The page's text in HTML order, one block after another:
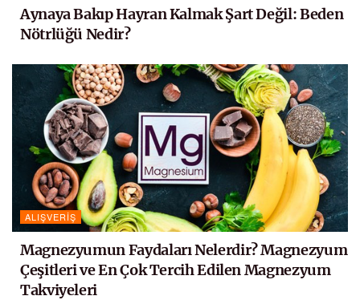
Aynaya Bakıp Hayran Kalmak Şart Değil: Beden
Nötrlüğü Nedir?
ALIŞVERIŞ
Magnezyumun Faydaları Nelerdir? Magnezyum
Çeşitleri ve En Çok Tercih Edilen Magnezyum
Takviyeleri